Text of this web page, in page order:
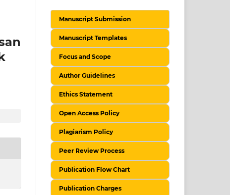
Manuscript Submission
Manuscript Templates
Focus and Scope
Author Guidelines
Ethics Statement
Open Access Policy
Plagiarism Policy
Peer Review Process
Publication Flow Chart
Publication Charges